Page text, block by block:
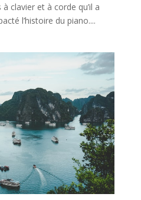
clavier et à corde qu’il a
l’histoire du piano....